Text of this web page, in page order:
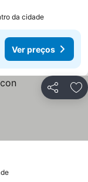
da cidade
Ver preços
Partilhar